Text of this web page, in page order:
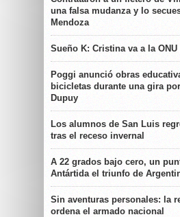
una falsa mudanza y lo
Mendoza
Sueño K: Cristina va a la
Poggi anunció obras
bicicletas durante una gira
Dupuy
Los alumnos de San Luis
tras el receso invernal
A 22 grados bajo cero, un
Antártida el triunfo de
Sin aventuras personales: la
ordena el armado nacional